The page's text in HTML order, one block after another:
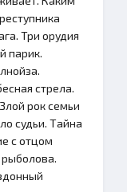
Три орудия
парик.
стрела.
рок семьи
судьи. Тайна
с отцом